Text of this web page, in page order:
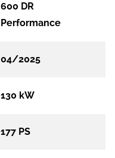
600 DR
Performance
04/2025
130 kW
177 PS